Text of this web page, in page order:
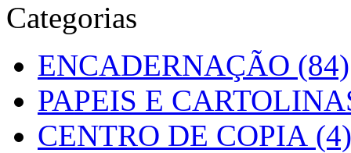
Categorias
ENCADERNAÇÃO (84)
PAPEIS E
CENTRO DE COPIA (4)